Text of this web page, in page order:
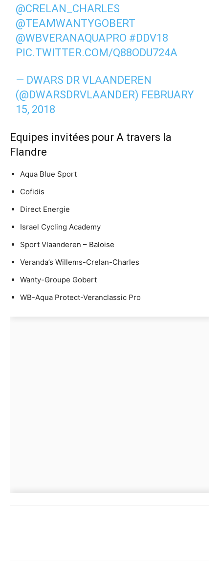
@CRELAN_CHARLES
@TEAMWANTYGOBERT
@WBVERANAQUAPRO #DDV18
PIC.TWITTER.COM/Q88ODU724A
— DWARS DR VLAANDEREN
(@DWARSDRVLAANDER) FEBRUARY
15, 2018
Equipes invitées pour A travers la
Flandre
Aqua Blue Sport
Cofidis
Direct Energie
Israel Cycling Academy
Sport Vlaanderen – Baloise
Veranda’s Willems-Crelan-Charles
Wanty-Groupe Gobert
WB-Aqua Protect-Veranclassic Pro